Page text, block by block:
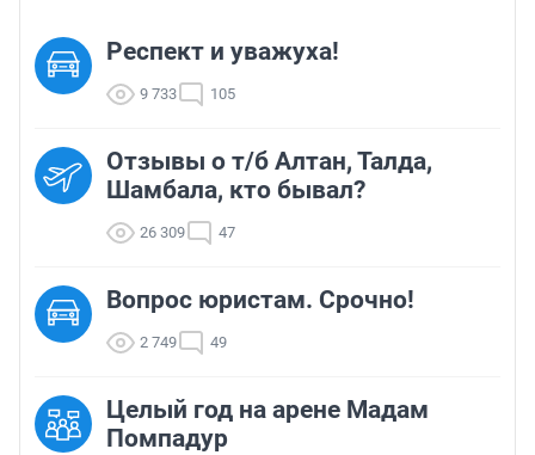
Респект и уважуха!
9 733 105
Отзывы о т/б Алтан, Талда,
Шамбала, кто бывал?
26 309 47
Вопрос юристам. Срочно!
2 749 49
Целый год на арене Мадам
Помпадур